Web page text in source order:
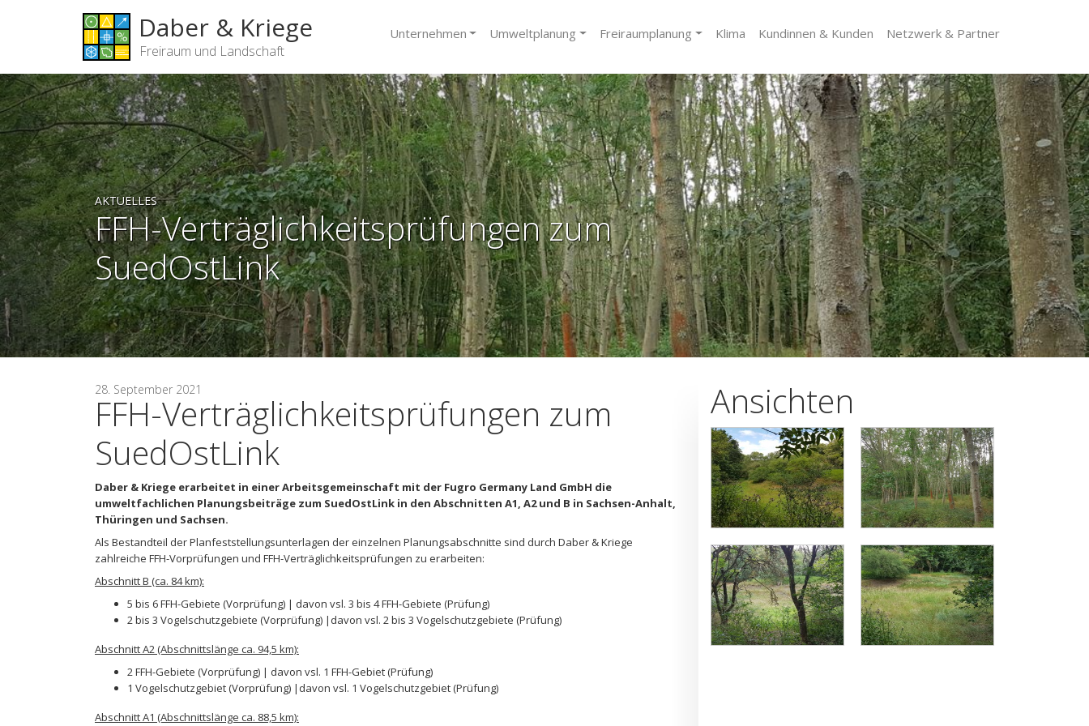
Daber & Kriege
Freiraum und Landschaft
Unternehmen Umweltplanung Freiraumplanung Klima Kundinnen & Kunden Netzwerk & Partner
AKTUELLES
FFH-Verträglichkeitsprüfungen zum
SuedOstLink
28. September 2021
FFH-Verträglichkeitsprüfungen zum
SuedOstLink
Daber & Kriege erarbeitet in einer Arbeitsgemeinschaft mit der Fugro Germany Land GmbH die
umweltfachlichen Planungsbeiträge zum SuedOstLink in den Abschnitten A1, A2 und B in Sachsen-Anhalt,
Thüringen und Sachsen.
Als Bestandteil der Planfeststellungsunterlagen der einzelnen Planungsabschnitte sind durch Daber & Kriege
zahlreiche FFH-Vorprüfungen und FFH-Verträglichkeitsprüfungen zu erarbeiten:
Abschnitt B (ca. 84 km):
5 bis 6 FFH-Gebiete (Vorprüfung) | davon vsl. 3 bis 4 FFH-Gebiete (Prüfung)
2 bis 3 Vogelschutzgebiete (Vorprüfung) |davon vsl. 2 bis 3 Vogelschutzgebiete (Prüfung)
Abschnitt A2 (Abschnittslänge ca. 94,5 km):
2 FFH-Gebiete (Vorprüfung) | davon vsl. 1 FFH-Gebiet (Prüfung)
1 Vogelschutzgebiet (Vorprüfung) |davon vsl. 1 Vogelschutzgebiet (Prüfung)
Abschnitt A1 (Abschnittslänge ca. 88,5 km):
Ansichten